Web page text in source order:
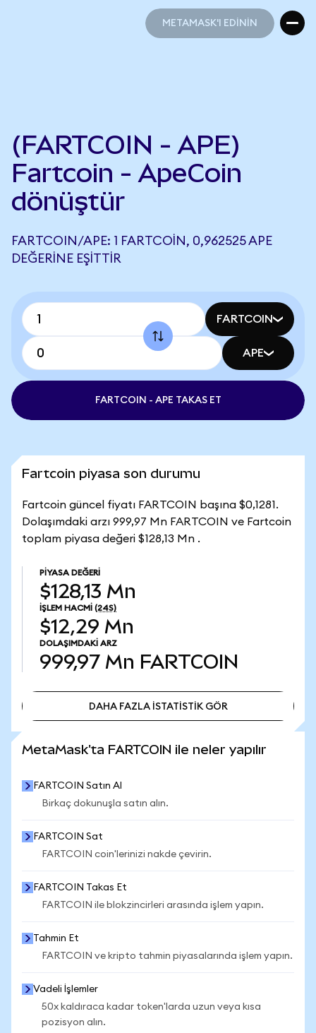
METAMASK'I EDİNİN
(FARTCOIN - APE)
Fartcoin - ApeCoin
dönüştür
FARTCOIN/APE: 1 FARTCOIN, 0,962525 APE
DEĞERINE EŞITTIR
FARTCOIN
APE
FARTCOIN - APE TAKAS ET
Fartcoin piyasa son durumu
Fartcoin güncel fiyatı FARTCOIN başına $0,1281.
Dolaşımdaki arzı 999,97 Mn FARTCOIN ve Fartcoin
toplam piyasa değeri $128,13 Mn .
PIYASA DEĞERI
$128,13 Mn
İŞLEM HACMI (24S)
$12,29 Mn
DOLAŞIMDAKI ARZ
999,97 Mn FARTCOIN
DAHA FAZLA İSTATİSTİK GÖR
MetaMask'ta FARTCOIN ile neler yapılır
FARTCOIN Satın Al
Birkaç dokunuşla satın alın.
FARTCOIN Sat
FARTCOIN coin'lerinizi nakde çevirin.
FARTCOIN Takas Et
FARTCOIN ile blokzincirleri arasında işlem yapın.
Tahmin Et
FARTCOIN ve kripto tahmin piyasalarında işlem yapın.
Vadeli İşlemler
50x kaldıraca kadar token'larda uzun veya kısa
pozisyon alın.